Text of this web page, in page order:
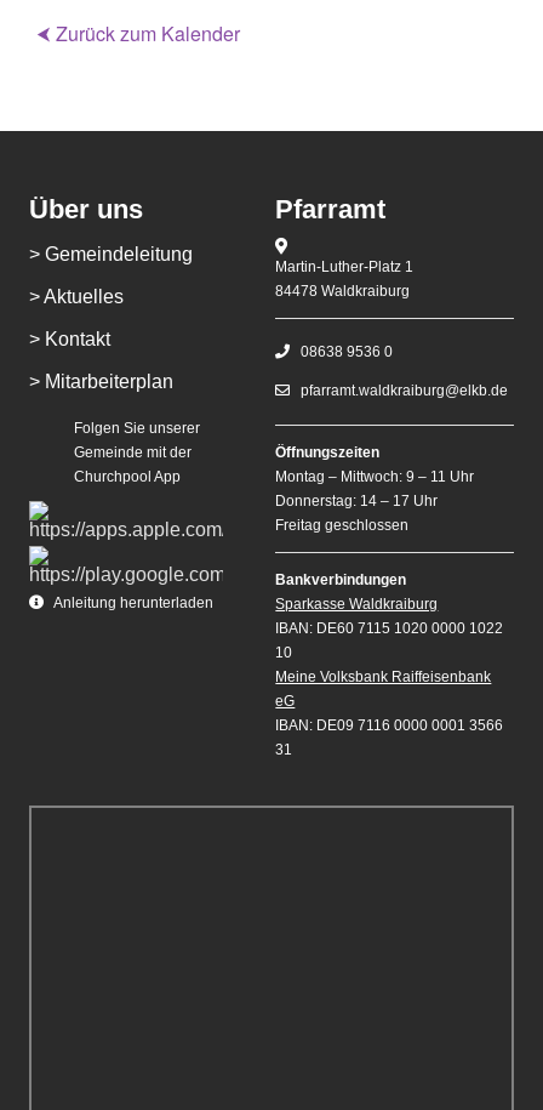
⮜ Zurück zum Kalender
Über uns
> Gemeindeleitung
> Aktuelles
> Kontakt
> Mitarbeiterplan
Folgen Sie unserer
Gemeinde mit der
Churchpool App
Anleitung herunterladen
Pfarramt
Martin-Luther-Platz 1
84478 Waldkraiburg
08638 9536 0
pfarramt.waldkraiburg@elkb.de
Öffnungszeiten
Montag – Mittwoch: 9 – 11 Uhr
Donnerstag: 14 – 17 Uhr
Freitag geschlossen
Bankverbindungen
Sparkasse Waldkraiburg
IBAN: DE60 7115 1020 0000 1022
10
Meine Volksbank Raiffeisenbank
eG
IBAN: DE09 7116 0000 0001 3566
31